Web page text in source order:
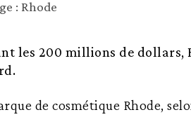
: Rhode
les 200 millions de dollars,
de cosmétique Rhode,